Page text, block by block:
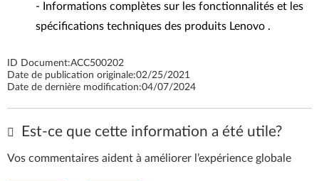
- Informations complètes sur les fonctionnalités et les
spécifications techniques des produits Lenovo .
ID Document:ACC500202
Date de publication originale:02/25/2021
Date de dernière modification:04/07/2024
Est-ce que cette information a été utile?
Vos commentaires aident à améliorer l’expérience globale